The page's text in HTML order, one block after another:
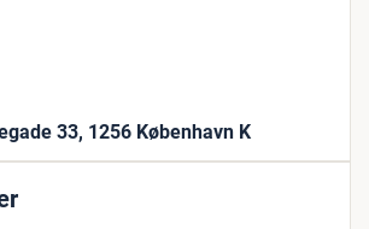
33, 1256 København K